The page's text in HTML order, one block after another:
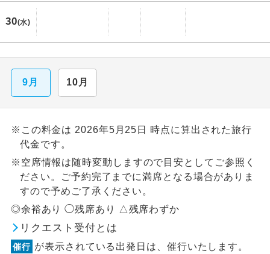
30(水)
9月 10月
※この料金は 2026年5月25日 時点に算出された旅行
代金です。
※空席情報は随時変動しますので目安としてご参照く
ださい。ご予約完了までに満席となる場合がありま
すので予めご了承ください。
◎余裕あり ◯残席あり △残席わずか
リクエスト受付とは
催行 が表示されている出発日は、催行いたします。